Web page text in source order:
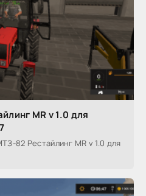
MR v 1.0 для
82 Рестайлинг MR v 1.0 для